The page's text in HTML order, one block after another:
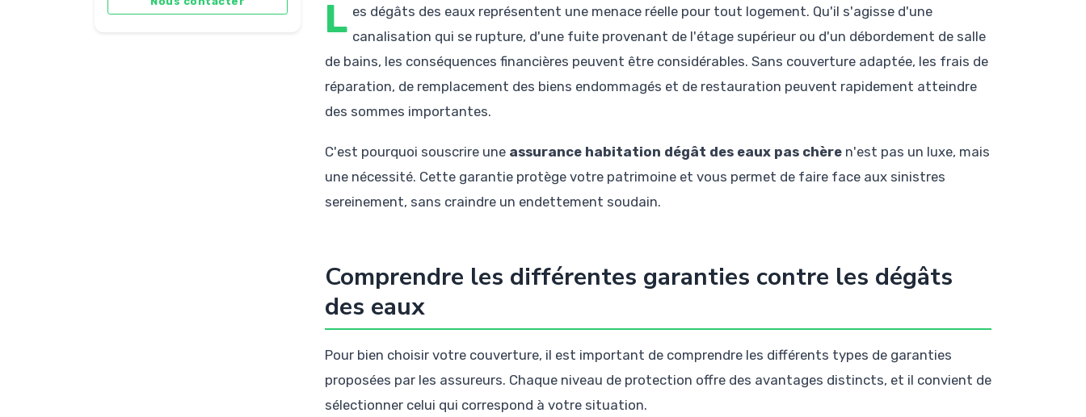
L es dégâts des eaux représentent une menace réelle pour tout logement. Qu'il s'agisse d'une
canalisation qui se rupture, d'une fuite provenant de l'étage supérieur ou d'un débordement de salle
de bains, les conséquences financières peuvent être considérables. Sans couverture adaptée, les frais de
réparation, de remplacement des biens endommagés et de restauration peuvent rapidement atteindre
des sommes importantes.
C'est pourquoi souscrire une assurance habitation dégât des eaux pas chère n'est pas un luxe, mais
une nécessité. Cette garantie protège votre patrimoine et vous permet de faire face aux sinistres
sereinement, sans craindre un endettement soudain.
Comprendre les différentes garanties contre les dégâts
des eaux
Pour bien choisir votre couverture, il est important de comprendre les différents types de garanties
proposées par les assureurs. Chaque niveau de protection offre des avantages distincts, et il convient de
sélectionner celui qui correspond à votre situation.